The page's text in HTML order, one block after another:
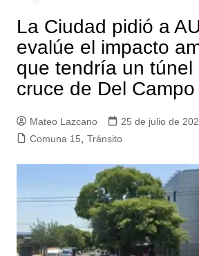
La Ciudad pidió a
evalúe el impacto
que tendría un túnel
cruce de Del
Mateo Lazcano
25 de julio de
Comuna 15
Tránsito